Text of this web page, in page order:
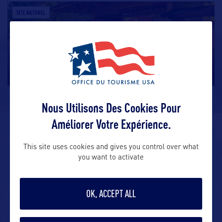
SITE NATUREL
Anderson Japanese Garden
Située à environ une heure et demie de route de
Chicago dans l’État de …
ALLEZ PLUS LOIN
ADRESSES
Adresses aux USA :
Nous Utilisons Des Cookies Pour
Améliorer Votre Expérience.
This site uses cookies and gives you control over what
you want to activate
OK, ACCEPT ALL